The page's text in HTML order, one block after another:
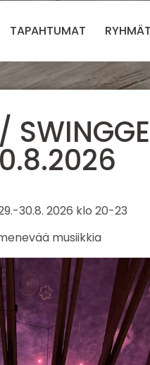
TAPAHTUMAT
30.8. 2026 klo 20-23
musiikkia